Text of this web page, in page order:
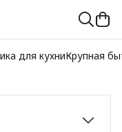
для кухниКрупная